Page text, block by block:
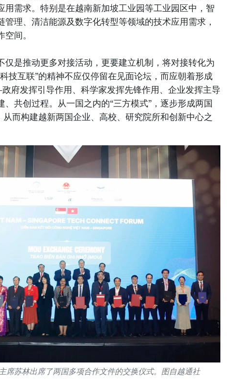
用需求。特别是在越南新加坡工业园等工业园区中，智
管理、清洁能源及数字化转型等领域的技术应用需求，
间。
仅是推动更多对接活动，更要建立机制，将对接转化为
技互联”的精神不应仅停留在见面论坛，而应朝着形成
府发挥引导作用、科学家发挥先锋作用、企业发挥主导
共创过程。从一国之内的“三方模式”，逐步形成两国
从而构建越新两国企业、高校、研究院所和创新中心之
席苏林出席了两国多项合作文件的交换仪式。图自越通社